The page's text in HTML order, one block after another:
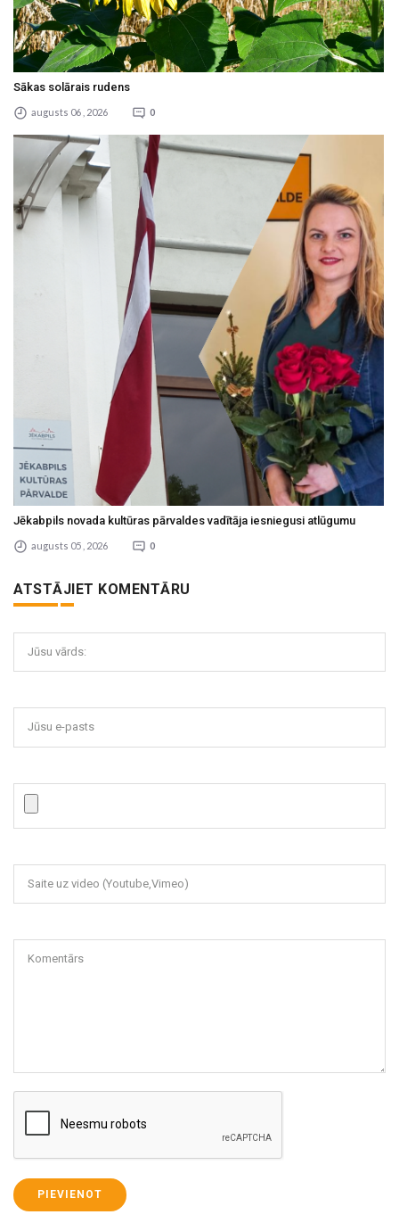
Sākas solārais rudens
augusts 06 , 2026 0
Jēkabpils novada kultūras pārvaldes vadītāja iesniegusi atlūgumu
augusts 05 , 2026 0
ATSTĀJIET KOMENTĀRU
Jūsu vārds:
Jūsu e-pasts
Saite uz video (Youtube,Vimeo)
Komentārs
PIEVIENOT